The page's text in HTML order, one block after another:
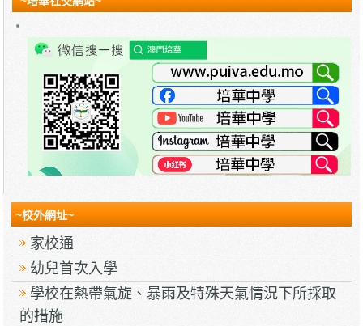
~校外網址~
家校通
幼兒首次入學
學校在熱帶氣旋、暴雨及特殊天氣情況下所採取
的措施